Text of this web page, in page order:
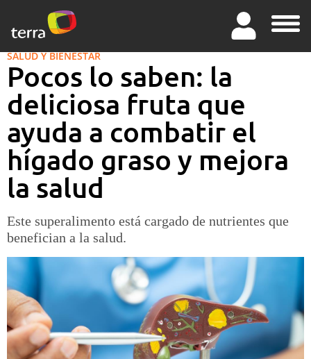
SALUD Y BIENESTAR
Pocos lo saben: la
deliciosa fruta que
ayuda a combatir el
hígado graso y mejora
la salud
Este superalimento está cargado de nutrientes que
benefician a la salud.